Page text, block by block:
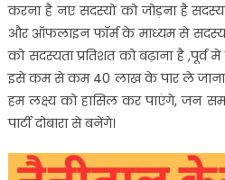
करना है नए सदस्यों को जोड़ना है
और ऑफलाइन फॉर्म के माध्यम से सदस्य
को सदस्यता प्रतिशत को बढ़ाना है ,पूर्व
इसे कम से कम 40 लाख के पार ले जाना है
हम लक्ष्य को हासिल कर पाएंगे, जन
पार्टी दोबारा से बनेंगे।